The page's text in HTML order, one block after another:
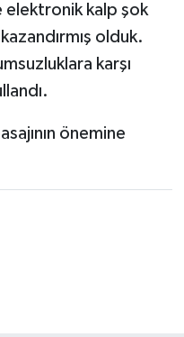
kalp şok
olduk.
karşı